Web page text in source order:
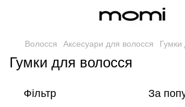
Волосся Аксесуари для волосся Гумки
Гумки для волосся
Фільтр За